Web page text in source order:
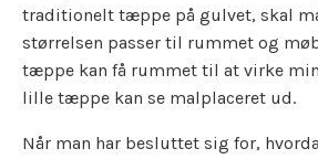
traditionelt tæppe på gulvet, skal
størrelsen passer til rummet og
tæppe kan få rummet til at virke
lille tæppe kan se malplaceret ud.
Når man har besluttet sig for,